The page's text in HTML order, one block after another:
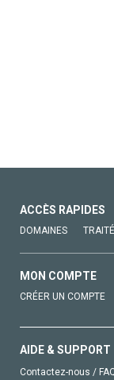
ACCÈS RAPIDES
DOMAINES
MON COMPTE
CRÉER UN COMPTE
AIDE & SUPPORT
Contactez-nous /